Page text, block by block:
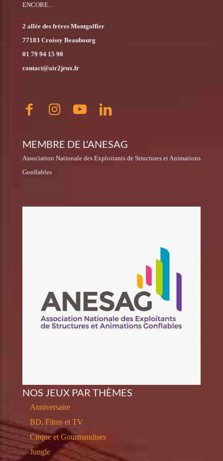
ENCORE...
2 allée des frères Montgolfier
77183 Croissy Beaubourg
01 79 94 15 90
contact@air2jeux.fr
MEMBRE DE L'ANESAG
Association Nationale des Exploitants de Structures et Animations
Gonflables
NOS JEUX PAR THÈMES
Anniversaire
BD, Films et TV
Cirque et Gourmandises
Jungle